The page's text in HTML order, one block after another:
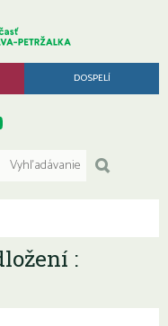
DOSPELÍ
: